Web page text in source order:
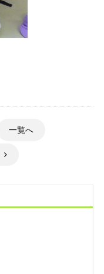
一覧へ